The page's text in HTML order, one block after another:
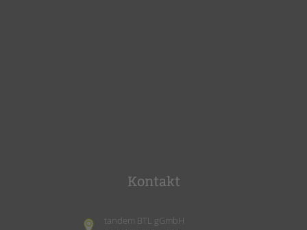
Kontakt
tandem BTL gGmbH